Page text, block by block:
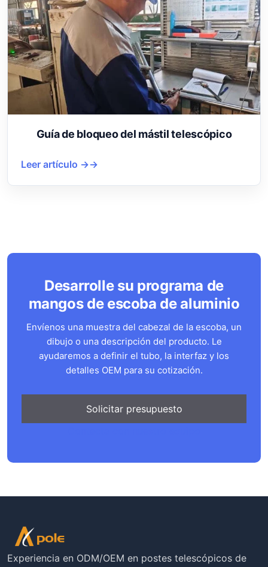
Guía de bloqueo del mástil telescópico
Leer artículo →
Desarrolle su programa de
mangos de escoba de aluminio
Envíenos una muestra del cabezal de la escoba, un
dibujo o una descripción del producto. Le
ayudaremos a definir el tubo, la interfaz y los
detalles OEM para su cotización.
Solicitar presupuesto
Experiencia en ODM/OEM en postes telescópicos de